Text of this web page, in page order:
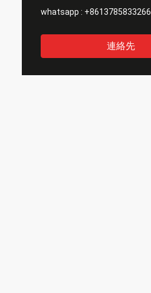
whatsapp : +8613785833266
連絡先